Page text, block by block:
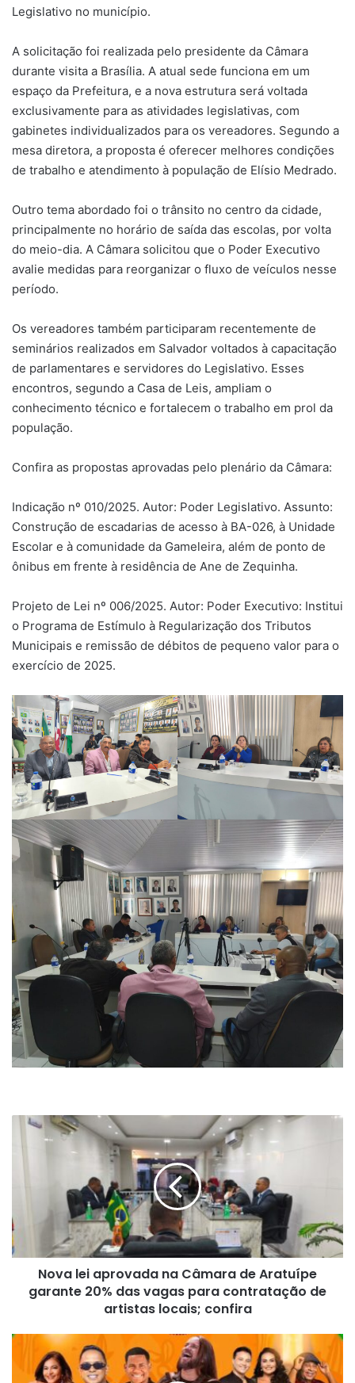
Legislativo no município.
A solicitação foi realizada pelo presidente da Câmara
durante visita a Brasília. A atual sede funciona em um
espaço da Prefeitura, e a nova estrutura será voltada
exclusivamente para as atividades legislativas, com
gabinetes individualizados para os vereadores. Segundo a
mesa diretora, a proposta é oferecer melhores condições
de trabalho e atendimento à população de Elísio Medrado.
Outro tema abordado foi o trânsito no centro da cidade,
principalmente no horário de saída das escolas, por volta
do meio-dia. A Câmara solicitou que o Poder Executivo
avalie medidas para reorganizar o fluxo de veículos nesse
período.
Os vereadores também participaram recentemente de
seminários realizados em Salvador voltados à capacitação
de parlamentares e servidores do Legislativo. Esses
encontros, segundo a Casa de Leis, ampliam o
conhecimento técnico e fortalecem o trabalho em prol da
população.
Confira as propostas aprovadas pelo plenário da Câmara:
Indicação nº 010/2025. Autor: Poder Legislativo. Assunto:
Construção de escadarias de acesso à BA-026, à Unidade
Escolar e à comunidade da Gameleira, além de ponto de
ônibus em frente à residência de Ane de Zequinha.
Projeto de Lei nº 006/2025. Autor: Poder Executivo: Institui
o Programa de Estímulo à Regularização dos Tributos
Municipais e remissão de débitos de pequeno valor para o
exercício de 2025.
Nova
aprovada
Aratuípe
garante
20%
vagas
de
artistas
locais;
Nova lei aprovada na Câmara de Aratuípe
garante 20% das vagas para contratação de
artistas locais; confira
Conceição
Almeida